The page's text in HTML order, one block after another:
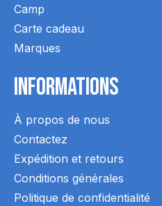
Camp
Carte cadeau
Marques
Informations
À propos de nous
Contactez
Expédition et retours
Conditions générales
Politique de confidentialité